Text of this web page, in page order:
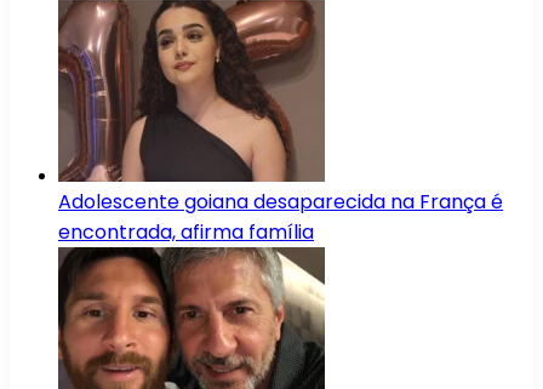
Adolescente goiana desaparecida na França é
encontrada, afirma família